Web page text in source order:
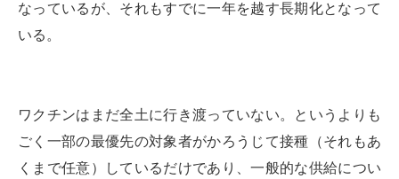
なっているが、それもすでに一年を越す長期化となって
いる。
ワクチンはまだ全土に行き渡っていない。というよりも
ごく一部の最優先の対象者がかろうじて接種（それもあ
くまで任意）しているだけであり、一般的な供給につい